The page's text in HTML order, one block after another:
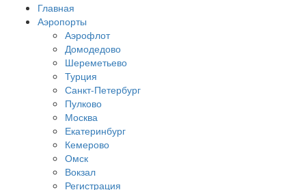
Главная
Аэропорты
Аэрофлот
Домодедово
Шереметьево
Турция
Санкт-Петербург
Пулково
Москва
Екатеринбург
Кемерово
Омск
Вокзал
Регистрация